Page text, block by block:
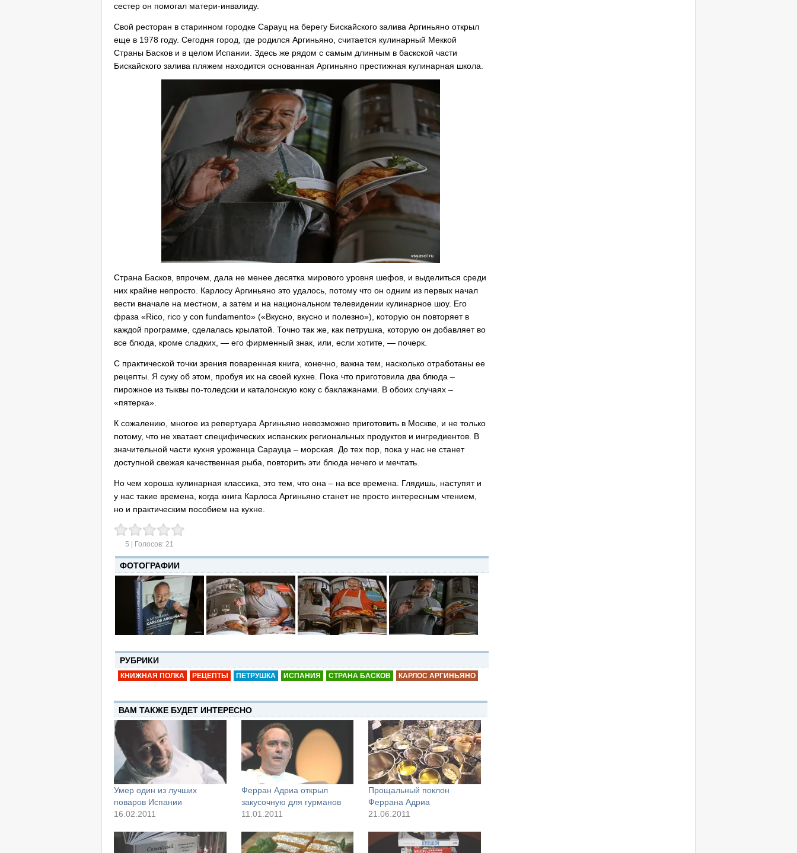
сестер он помогал матери-инвалиду.
Свой ресторан в старинном городке Сарауц на берегу Бискайского залива Аргиньяно открыл
еще в 1978 году. Сегодня город, где родился Аргиньяно, считается кулинарный Меккой
Страны Басков и в целом Испании. Здесь же рядом с самым длинным в баскской части
Бискайского залива пляжем находится основанная Аргиньяно престижная кулинарная школа.
Страна Басков, впрочем, дала не менее десятка мирового уровня шефов, и выделиться среди
них крайне непросто. Карлосу Аргиньяно это удалось, потому что он одним из первых начал
вести вначале на местном, а затем и на национальном телевидении кулинарное шоу. Его
фраза «Rico, rico y con fundamento» («Вкусно, вкусно и полезно»), которую он повторяет в
каждой программе, сделалась крылатой. Точно так же, как петрушка, которую он добавляет во
все блюда, кроме сладких, — его фирменный знак, или, если хотите, — почерк.
С практической точки зрения поваренная книга, конечно, важна тем, насколько отработаны ее
рецепты. Я сужу об этом, пробуя их на своей кухне. Пока что приготовила два блюда –
пирожное из тыквы по-толедски и каталонскую коку с баклажанами. В обоих случаях –
«пятерка».
К сожалению, многое из репертуара Аргиньяно невозможно приготовить в Москве, и не только
потому, что не хватает специфических испанских региональных продуктов и ингредиентов. В
значительной части кухня уроженца Сарауца – морская. До тех пор, пока у нас не станет
доступной свежая качественная рыба, повторить эти блюда нечего и мечтать.
Но чем хороша кулинарная классика, это тем, что она – на все времена. Глядишь, наступят и
у нас такие времена, когда книга Карлоса Аргиньяно станет не просто интересным чтением,
но и практическим пособием на кухне.
5 | Голосов: 21
ФОТОГРАФИИ
РУБРИКИ
КНИЖНАЯ ПОЛКА РЕЦЕПТЫ ПЕТРУШКА ИСПАНИЯ СТРАНА БАСКОВ КАРЛОС АРГИНЬЯНО
ВАМ ТАКЖЕ БУДЕТ ИНТЕРЕСНО
Умер один из лучших
поваров Испании
16.02.2011
Ферран Адриа открыл
закусочную для гурманов
11.01.2011
Прощальный поклон
Феррана Адриа
21.06.2011